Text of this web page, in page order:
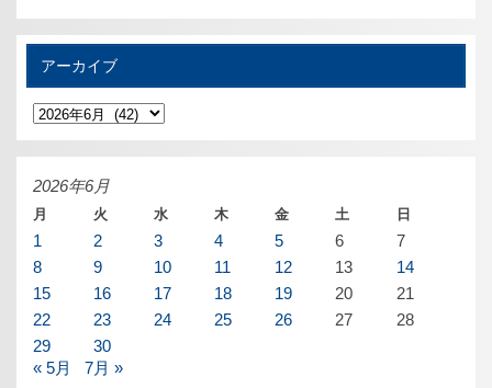
アーカイブ
ア
ー
カ
イ
ブ
2026年6月
月 火 水 木 金 土 日
1 2 3 4 5 6
7
8
9 10 11 12 13
14
15
16 17 18 19 20
21
22
23 24 25 26 27
28
29
30
« 5月
7月 »